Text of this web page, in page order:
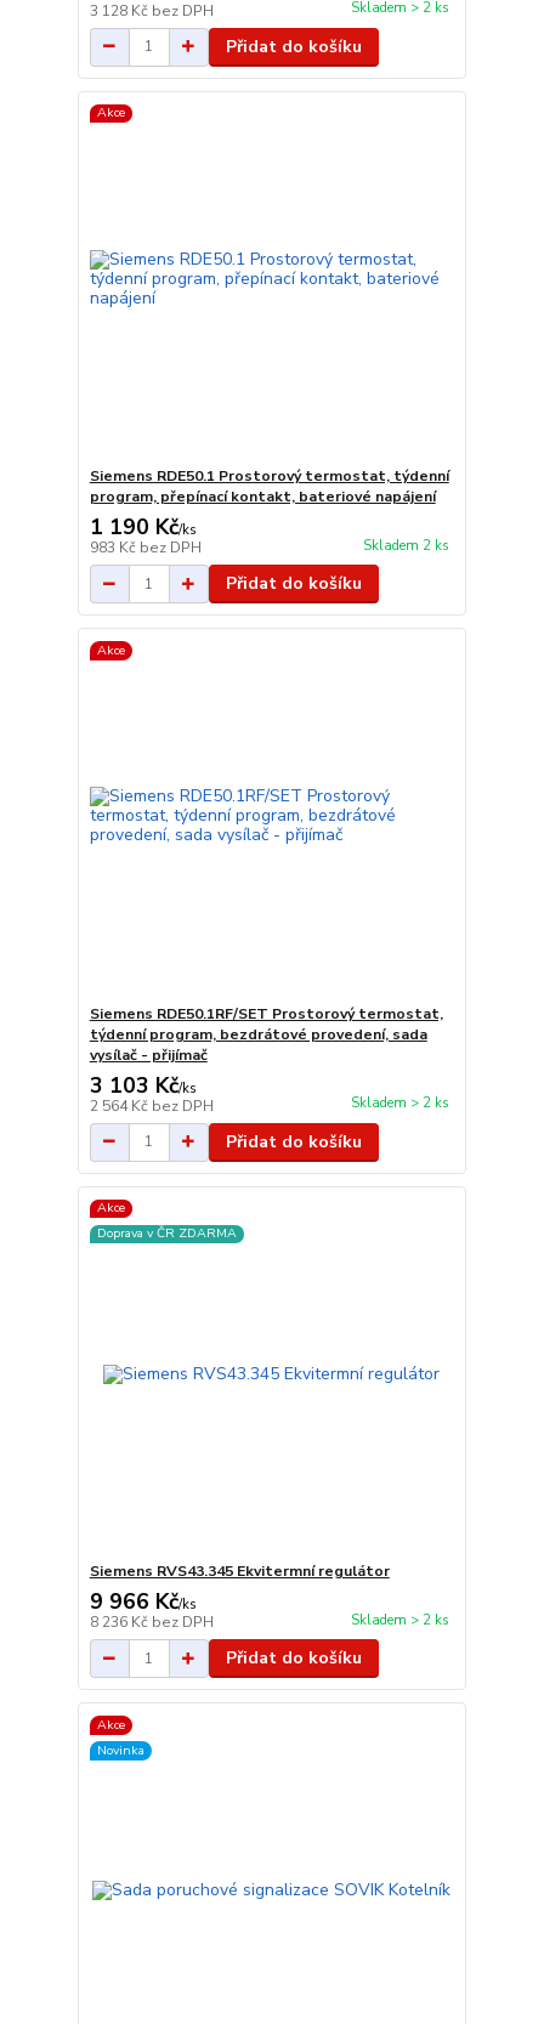
3 128 Kč bez DPH Skladem > 2 ks
Přidat do košíku
Akce
Siemens RDE50.1 Prostorový termostat, týdenní
program, přepínací kontakt, bateriové napájení
1 190 Kč/ks
983 Kč bez DPH Skladem 2 ks
Přidat do košíku
Akce
Siemens RDE50.1RF/SET Prostorový termostat,
týdenní program, bezdrátové provedení, sada
vysílač - přijímač
3 103 Kč/ks
2 564 Kč bez DPH Skladem > 2 ks
Přidat do košíku
Akce
Doprava v ČR ZDARMA
Siemens RVS43.345 Ekvitermní regulátor
9 966 Kč/ks
8 236 Kč bez DPH Skladem > 2 ks
Přidat do košíku
Akce
Novinka